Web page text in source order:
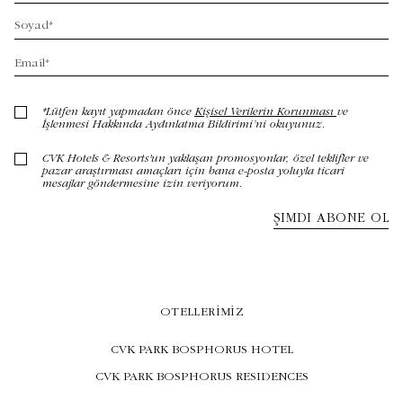
OTELLERIMIZ
CVK PARK BOSPHORUS HOTEL
CVK PARK BOSPHORUS RESIDENCES